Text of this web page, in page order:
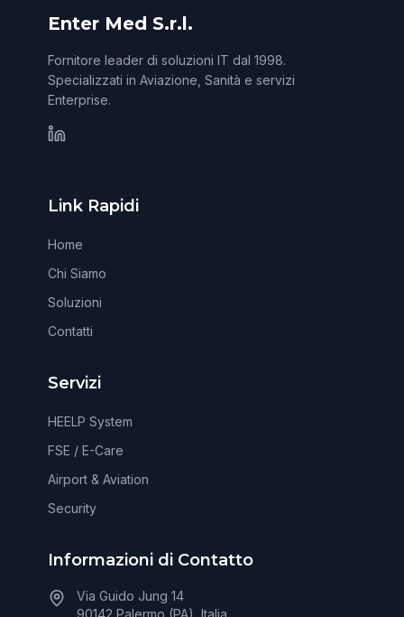
Enter Med S.r.l.
Fornitore leader di soluzioni IT dal 1998.
Specializzati in Aviazione, Sanità e servizi
Enterprise.
Link Rapidi
Home
Chi Siamo
Soluzioni
Contatti
Servizi
HEELP System
FSE / E-Care
Airport & Aviation
Security
Informazioni di Contatto
Via Guido Jung 14
90142 Palermo (PA), Italia